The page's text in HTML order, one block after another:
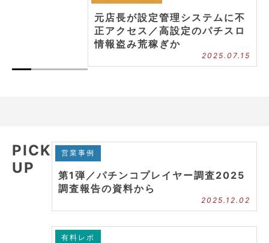
元店長が設定管理システムに不
正アクセス／高設定のパチスロ
情報盗み荒稼ぎか
2025.07.15
PICK
UP
営業事例
第1弾／パチンコプレイヤー調査2025
調査報告の資料から
2025.12.02
有料レポ